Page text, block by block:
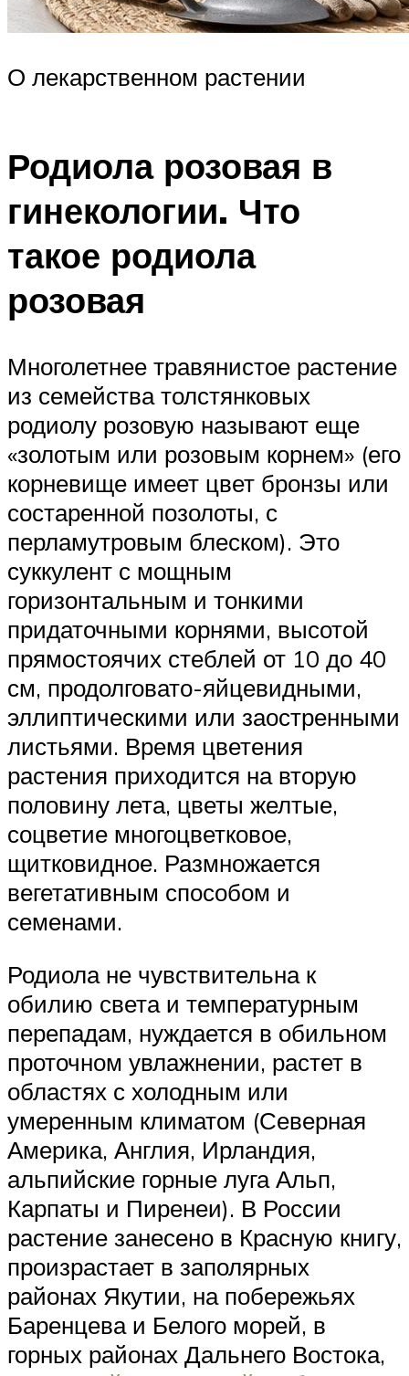
О лекарственном растении
Родиола розовая в
гинекологии. Что
такое родиола
розовая
Многолетнее травянистое растение
из семейства толстянковых
родиолу розовую называют еще
«золотым или розовым корнем» (его
корневище имеет цвет бронзы или
состаренной позолоты, с
перламутровым блеском). Это
суккулент с мощным
горизонтальным и тонкими
придаточными корнями, высотой
прямостоячих стеблей от 10 до 40
см, продолговато-яйцевидными,
эллиптическими или заостренными
листьями. Время цветения
растения приходится на вторую
половину лета, цветы желтые,
соцветие многоцветковое,
щитковидное. Размножается
вегетативным способом и
семенами.
Родиола не чувствительна к
обилию света и температурным
перепадам, нуждается в обильном
проточном увлажнении, растет в
областях с холодным или
умеренным климатом (Северная
Америка, Англия, Ирландия,
альпийские горные луга Альп,
Карпаты и Пиренеи). В России
растение занесено в Красную книгу,
произрастает в заполярных
районах Якутии, на побережьях
Баренцева и Белого морей, в
горных районах Дальнего Востока,